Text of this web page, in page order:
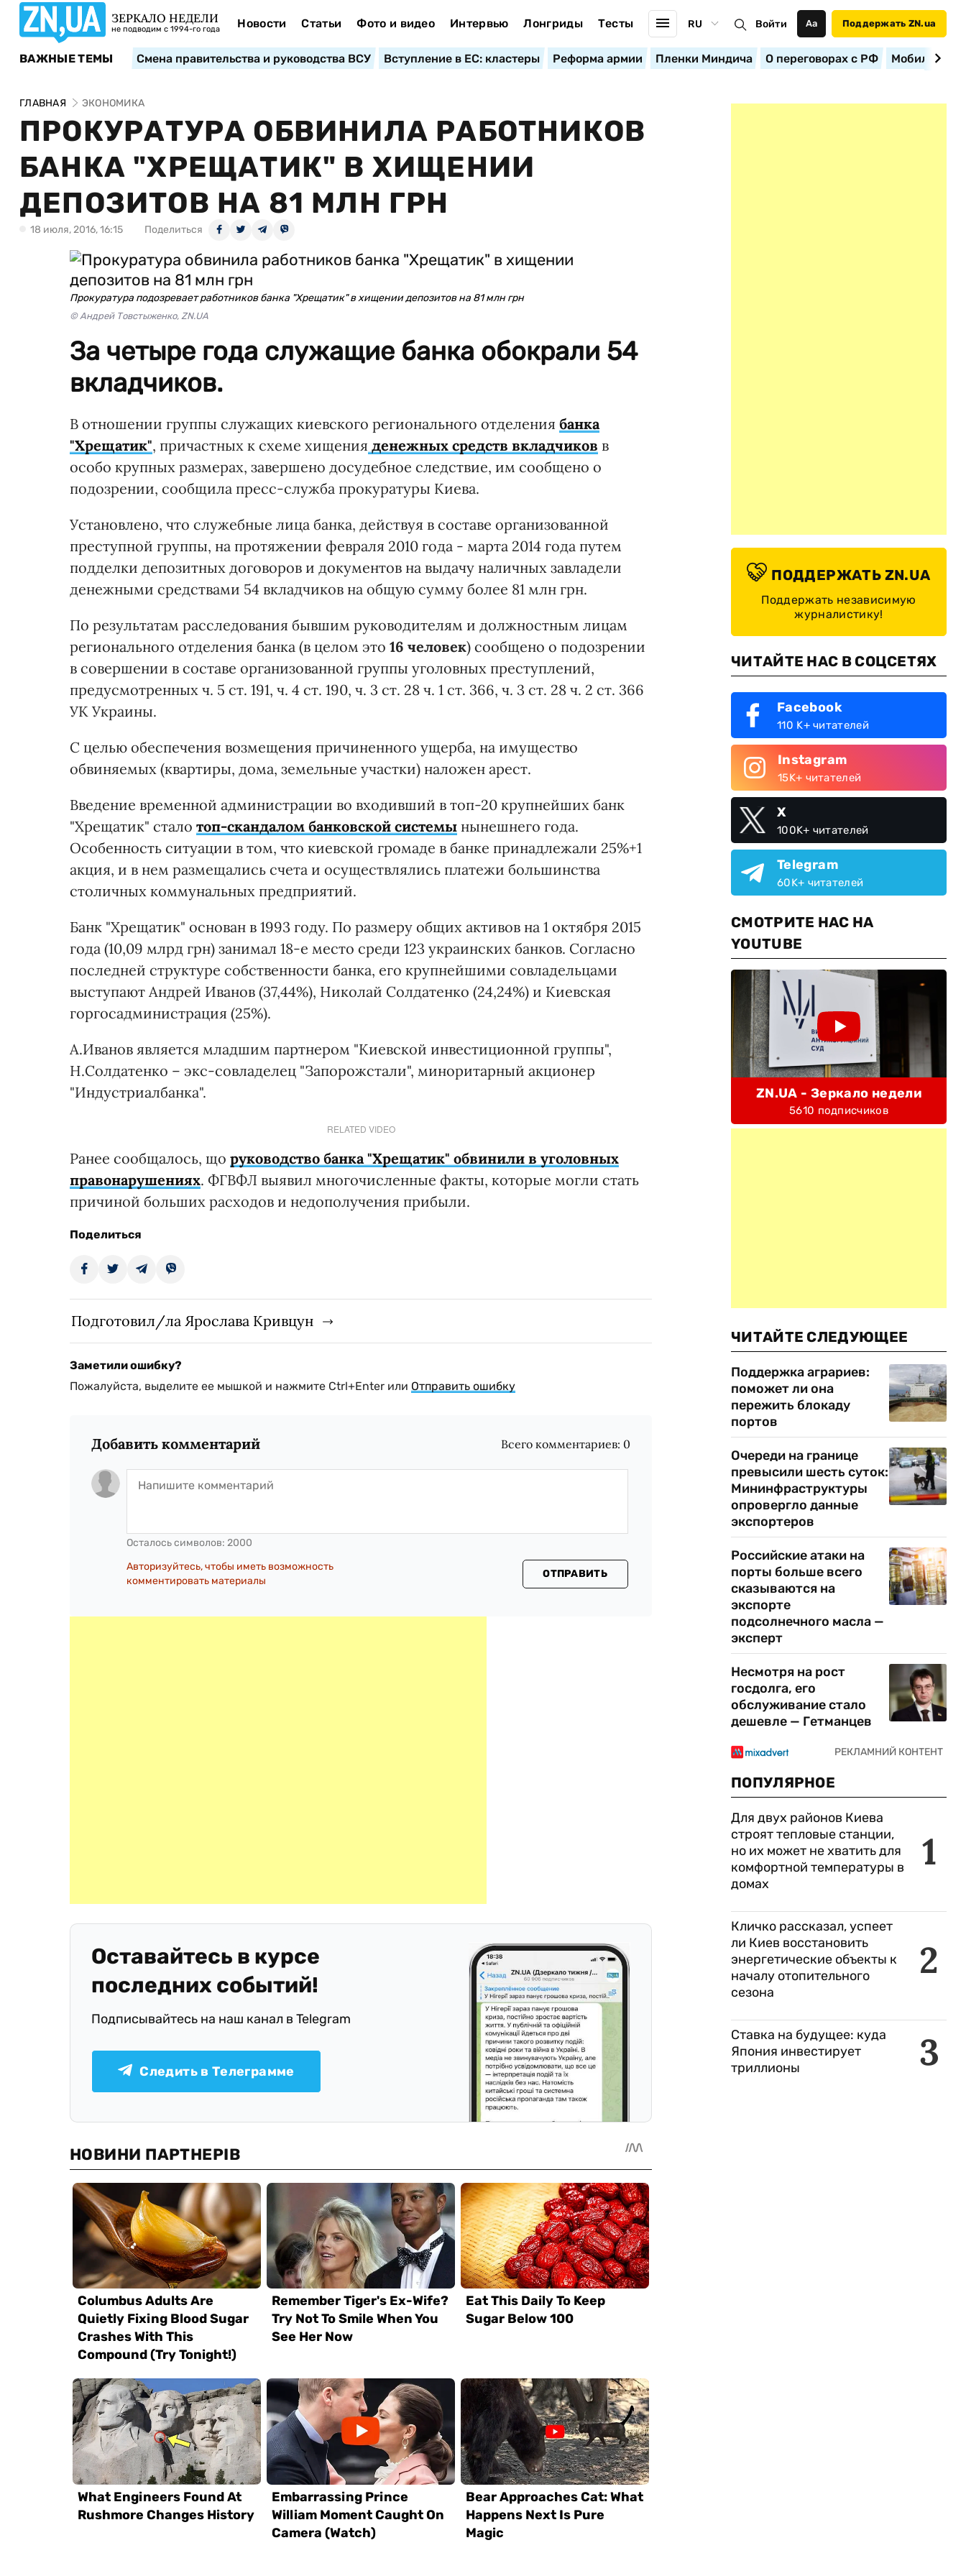
ЗЕРКАЛО НЕДЕЛИ
не подводим с 1994-го года Новости Статьи Фото и видео Интервью Лонгриды Тесты RU Войти Аа Поддержать ZN.ua
ВАЖНЫЕ ТЕМЫ Смена правительства и руководства ВСУ Вступление в ЕС: кластеры Реформа армии Пленки Миндича О переговорах с РФ
ГЛАВНАЯ ЭКОНОМИКА
ПРОКУРАТУРА ОБВИНИЛА РАБОТНИКОВ
БАНКА "ХРЕЩАТИК" В ХИЩЕНИИ
ДЕПОЗИТОВ НА 81 МЛН ГРН
18 июля, 2016, 16:15 Поделиться
Прокуратура подозревает работников банка "Хрещатик" в хищении депозитов на 81 млн грн
© Андрей Товстыженко, ZN.UA
За четыре года служащие банка обокрали 54
вкладчиков.
В отношении группы служащих киевского регионального отделения банка
"Хрещатик", причастных к схеме хищения денежных средств вкладчиков в
особо крупных размерах, завершено досудебное следствие, им сообщено о
подозрении, сообщила пресс-служба прокуратуры Киева.
Установлено, что служебные лица банка, действуя в составе организованной
преступной группы, на протяжении февраля 2010 года - марта 2014 года путем
подделки депозитных договоров и документов на выдачу наличных завладели
денежными средствами 54 вкладчиков на общую сумму более 81 млн грн.
По результатам расследования бывшим руководителям и должностным лицам
регионального отделения банка (в целом это 16 человек) сообщено о подозрении
в совершении в составе организованной группы уголовных преступлений,
предусмотренных ч. 5 ст. 191, ч. 4 ст. 190, ч. 3 ст. 28 ч. 1 ст. 366, ч. 3 ст. 28 ч. 2 ст. 366
УК Украины.
С целью обеспечения возмещения причиненного ущерба, на имущество
обвиняемых (квартиры, дома, земельные участки) наложен арест.
Введение временной администрации во входивший в топ-20 крупнейших банк
"Хрещатик" стало топ-скандалом банковской системы нынешнего года.
Особенность ситуации в том, что киевской громаде в банке принадлежали 25%+1
акция, и в нем размещались счета и осуществлялись платежи большинства
столичных коммунальных предприятий.
Банк "Хрещатик" основан в 1993 году. По размеру общих активов на 1 октября 2015
года (10,09 млрд грн) занимал 18-е место среди 123 украинских банков. Согласно
последней структуре собственности банка, его крупнейшими совладельцами
выступают Андрей Иванов (37,44%), Николай Солдатенко (24,24%) и Киевская
горгосадминистрация (25%).
А.Иванов является младшим партнером "Киевской инвестиционной группы",
Н.Солдатенко – экс-совладелец "Запорожстали", миноритарный акционер
"Индустриалбанка".
RELATED VIDEO
Ранее сообщалось, що руководство банка "Хрещатик" обвинили в уголовных
правонарушениях. ФГВФЛ выявил многочисленные факты, которые могли стать
причиной больших расходов и недополучения прибыли.
Поделиться
Подготовил/ла Ярослава Кривцун
Заметили ошибку?
Пожалуйста, выделите ее мышкой и нажмите Ctrl+Enter или Отправить ошибку
Добавить комментарий Всего комментариев: 0
Осталось символов: 2000
Авторизуйтесь, чтобы иметь возможность
комментировать материалы
ОТПРАВИТЬ
Оставайтесь в курсе
последних событий!
Подписывайтесь на наш канал в Telegram
Следить в Телеграмме
ПОДДЕРЖАТЬ ZN.UA
Поддержать независимую
журналистику!
ЧИТАЙТЕ НАС В СОЦСЕТЯХ
Facebook
110 K+ читателей
Instagram
15K+ читателей
X
100K+ читателей
Telegram
60K+ читателей
СМОТРИТЕ НАС НА
YOUTUBE
ZN.UA - Зеркало недели
5610 подписчиков
ЧИТАЙТЕ СЛЕДУЮЩЕЕ
Поддержка аграриев:
поможет ли она
пережить блокаду
портов
Очереди на границе
превысили шесть суток:
Мининфраструктуры
опровергло данные
экспортеров
Российские атаки на
порты больше всего
сказываются на
экспорте
подсолнечного масла —
эксперт
Несмотря на рост
госдолга, его
обслуживание стало
дешевле — Гетманцев
ПОПУЛЯРНОЕ
1
Для двух районов Киева
строят тепловые станции,
но их может не хватить для
комфортной температуры в
домах
2
Кличко рассказал, успеет
ли Киев восстановить
энергетические объекты к
началу отопительного
сезона
3
Ставка на будущее: куда
Япония инвестирует
триллионы